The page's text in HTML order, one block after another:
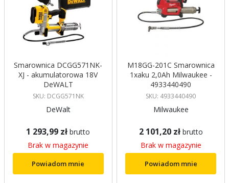
Smarownica DCGG571NK-
XJ - akumulatorowa 18V
DeWALT
SKU: DCGG571NK
DeWalt
1 293,99 zł brutto
Brak w magazynie
Powiadom mnie
M18GG-201C Smarownica
1xaku 2,0Ah Milwaukee -
4933440490
SKU: 4933440490
Milwaukee
2 101,20 zł brutto
Brak w magazynie
Powiadom mnie